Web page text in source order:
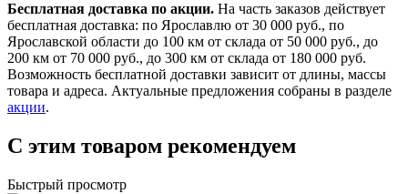
Бесплатная доставка по акции. На часть заказов действует
бесплатная доставка: по Ярославлю от 30 000 руб., по
Ярославской области до 100 км от склада от 50 000 руб., до
200 км от 70 000 руб., до 300 км от склада от 180 000 руб.
Возможность бесплатной доставки зависит от длины, массы
товара и адреса. Актуальные предложения собраны в разделе
акции.
С этим товаром рекомендуем
Быстрый просмотр